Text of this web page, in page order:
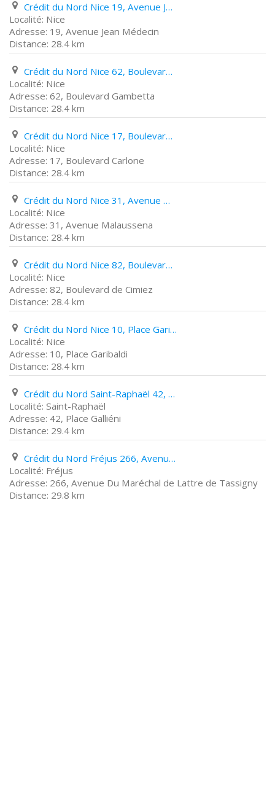
Crédit du Nord Nice 19, Avenue Jean Médecin
Nice
19, Avenue Jean Médecin
28.4 km
Crédit du Nord Nice 62, Boulevard Gambetta
Nice
62, Boulevard Gambetta
28.4 km
Crédit du Nord Nice 17, Boulevard Carlone
Nice
17, Boulevard Carlone
28.4 km
Crédit du Nord Nice 31, Avenue Malaussena
Nice
31, Avenue Malaussena
28.4 km
Crédit du Nord Nice 82, Boulevard de Cimiez
Nice
82, Boulevard de Cimiez
28.4 km
Crédit du Nord Nice 10, Place Garibaldi
Nice
10, Place Garibaldi
28.4 km
Crédit du Nord Saint-Raphaël 42, Place Galliéni
Saint-Raphaël
42, Place Galliéni
29.4 km
Crédit du Nord Fréjus 266, Avenue Du Maréchal de Lattre de Tassigny
Fréjus
266, Avenue Du Maréchal de Lattre de Tassigny
29.8 km